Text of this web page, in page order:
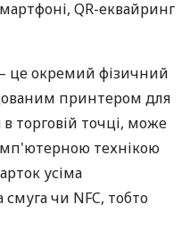
QR-еквайринг
це окремий фізичний
принтером для
торговій точці, може
технікою
усіма
чи NFC, тобто